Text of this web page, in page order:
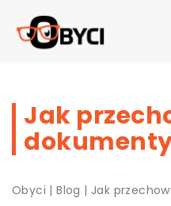
Jak
Obyci |Blog | Jak